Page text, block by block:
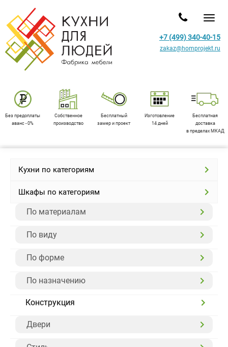
Без предоплаты
аванс - 0%
Собственное
производство
Бесплатный
замер и проект
Изготовление
14 дней
Бесплатная
доставка
в пределах МКАД
+7 (499) 340-40-15
zakaz@homprojekt.ru
Кухни по категориям
Шкафы по категориям
По материалам
По виду
По форме
По назначению
Конструкция
Двери